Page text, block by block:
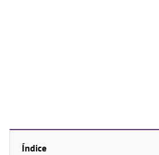
Índice